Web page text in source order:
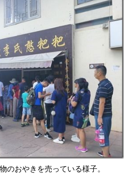
のおやきを売っている様子。